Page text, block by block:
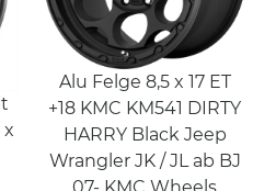
x
Alu Felge 8,5 x 17 ET
+18 KMC KM541 DIRTY
HARRY Black Jeep
Wrangler JK / JL ab BJ